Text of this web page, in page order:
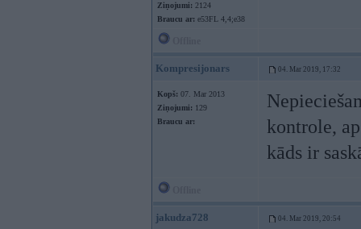
Ziņojumi: 2124
Braucu ar: e53FL 4,4;e38
Kompresijonars 04. Mar 2019, 17:32
Kopš: 07. Mar 2013
Ziņojumi: 129
Braucu ar:
kontrole,
kāds ir
jakudza728 04. Mar 2019, 20:54